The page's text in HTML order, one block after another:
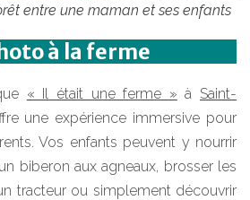
entre une maman et ses enfants
à la ferme
« Il était une ferme » à Saint-
une expérience immersive pour
Vos enfants peuvent y nourrir
biberon aux agneaux, brosser les
tracteur ou simplement découvrir